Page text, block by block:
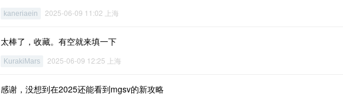
kaneriaein 2025-06-09 11:02 上海
太棒了，收藏。有空就来填一下
KurakiMars 2025-06-09 12:25 上海
感谢，没想到在2025还能看到mgsv的新攻略